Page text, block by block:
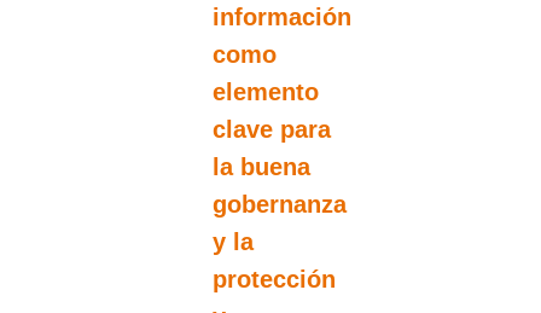
información
como
elemento
clave para
la buena
gobernanza
y la
protección